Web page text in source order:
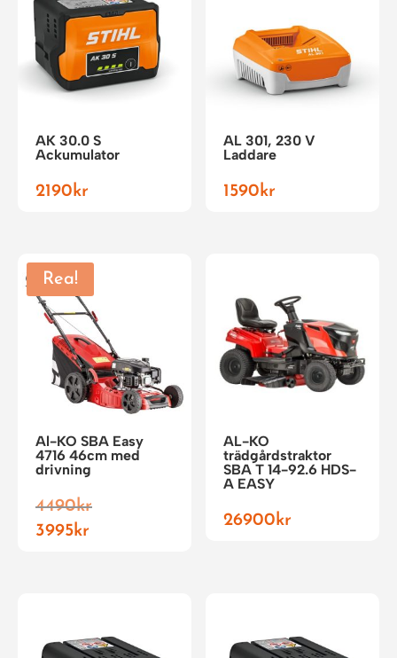
AK 30.0 S
Ackumulator
2190 kr
AL 301, 230 V
Laddare
1590 kr
Rea!
Al-KO SBA Easy
4716 46cm med
drivning
4490kr
3995kr
AL-KO
trädgårdstraktor
SBA T 14-92.6 HDS-
A EASY
26900 kr